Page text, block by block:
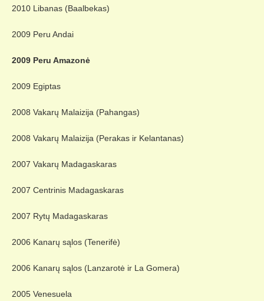
2010 Libanas (Baalbekas)
2009 Peru Andai
2009 Peru Amazonė
2009 Egiptas
2008 Vakarų Malaizija (Pahangas)
2008 Vakarų Malaizija (Perakas ir Kelantanas)
2007 Vakarų Madagaskaras
2007 Centrinis Madagaskaras
2007 Rytų Madagaskaras
2006 Kanarų sąlos (Tenerifė)
2006 Kanarų sąlos (Lanzarotė ir La Gomera)
2005 Venesuela